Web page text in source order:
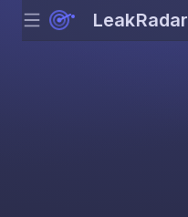
Menu LeakRadar